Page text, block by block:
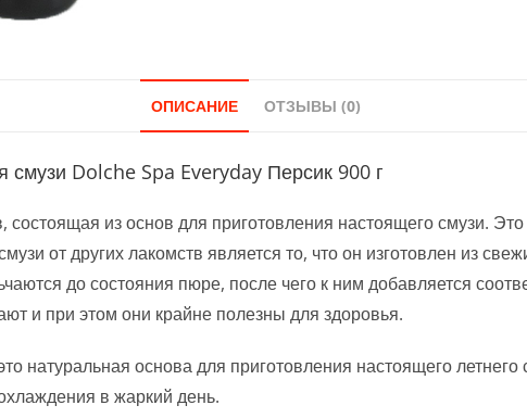
ОПИСАНИЕ ОТЗЫВЫ (0)
Dolche Spa Everyday Персик 900 г
состоящая из основ для приготовления настоящего смузи.
от других лакомств является то, что он изготовлен из
до состояния пюре, после чего к ним добавляется
и при этом они крайне полезны для здоровья.
натуральная основа для приготовления настоящего летнего
в жаркий день.